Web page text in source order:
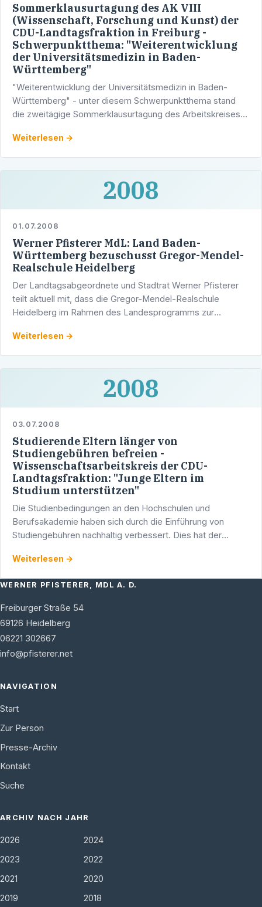
Sommerklausurtagung des AK VIII
(Wissenschaft, Forschung und Kunst) der
CDU-Landtagsfraktion in Freiburg -
Schwerpunktthema: "Weiterentwicklung
der Universitätsmedizin in Baden-
Württemberg"
"Weiterentwicklung der Universitätsmedizin in Baden-
Württemberg" - unter diesem Schwerpunktthema stand
die zweitägige Sommerklausurtagung des Arbeitskreises
württembergischen …
Weiterlesen →
2008
01.07.2008
Werner Pfisterer MdL: Land Baden-
Württemberg bezuschusst Gregor-Mendel-
Realschule Heidelberg
Der Landtagsabgeordnete und Stadtrat Werner Pfisterer
teilt aktuell mit, dass die Gregor-Mendel-Realschule
Heidelberg im Rahmen des Landesprogramms zur
Höhe von …
Weiterlesen →
2008
03.07.2008
Studierende Eltern länger von
Studiengebühren befreien -
Wissenschaftsarbeitskreis der CDU-
Landtagsfraktion: "Junge Eltern im
Studium unterstützen"
Die Studienbedingungen an den Hochschulen und
Berufsakademie haben sich durch die Einführung von
Studiengebühren nachhaltig verbessert. Dies hat der
eingesetzten unabhängigen …
Weiterlesen →
WERNER PFISTERER, MDL A. D.
Freiburger Straße 54
69126 Heidelberg
06221 302667
info@pfisterer.net
NAVIGATION
Start
Zur Person
Presse-Archiv
Kontakt
Suche
ARCHIV NACH JAHR
2026
2024
2023
2022
2021
2020
2019
2018